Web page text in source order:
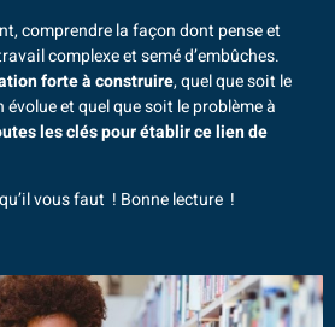
comprendre la façon dont pense et
complexe et semé d’embûches.
forte à construire, quel que soit le
et quel que soit le problème à
les clés pour établir ce lien de
vous faut ! Bonne lecture !